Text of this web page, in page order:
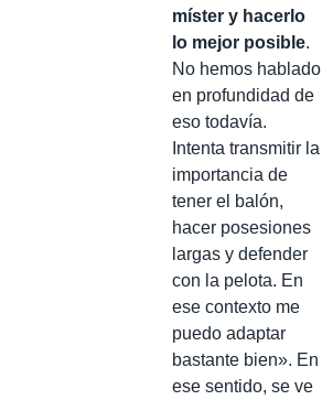
míster y hacerlo
lo mejor posible.
No hemos hablado
en profundidad de
eso todavía.
Intenta transmitir la
importancia de
tener el balón,
hacer posesiones
largas y defender
con la pelota. En
ese contexto me
puedo adaptar
bastante bien». En
ese sentido, se ve